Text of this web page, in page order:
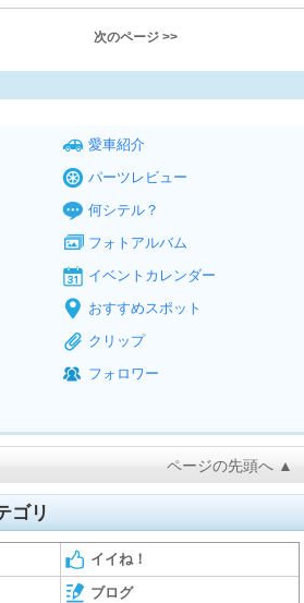
次のページ >>
愛車紹介
パーツレビュー
何シテル？
フォトアルバム
イベントカレンダー
おすすめスポット
クリップ
フォロワー
ページの先頭へ ▲
ゴリ
イイね！
ブログ